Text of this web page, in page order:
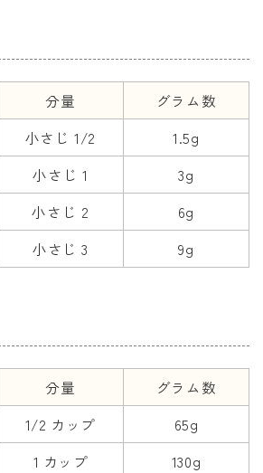
分量
グラム数
小さじ 1/2
1.5g
小さじ 1
3g
小さじ 2
6g
小さじ 3 9g
分量
グラム数
1/2 カップ
65g
1 カップ
130g